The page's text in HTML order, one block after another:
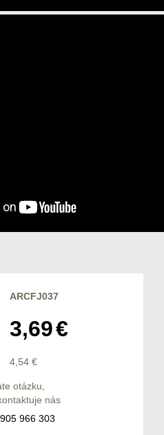
ARCFJ037
3,69€
4,54 €
otázku,
nás
966 303